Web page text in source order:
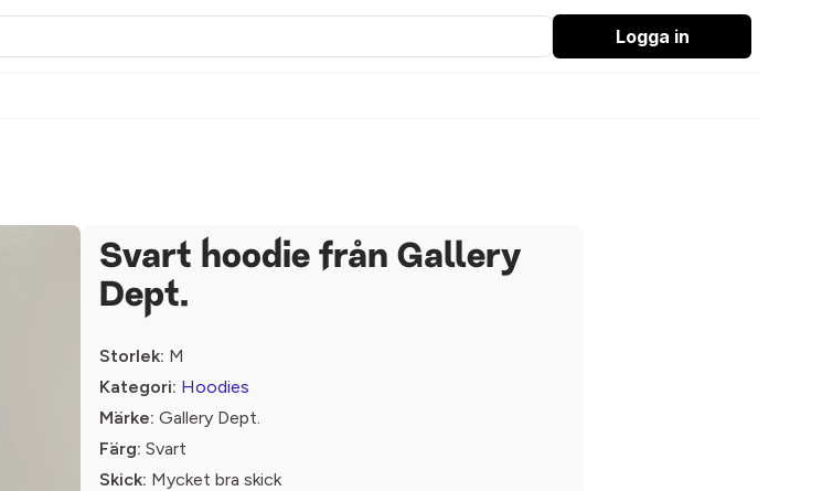
Logga in
Svart hoodie från Gallery
Dept.
Storlek: M
Kategori: Hoodies
Märke: Gallery Dept.
Färg: Svart
Skick: Mycket bra skick